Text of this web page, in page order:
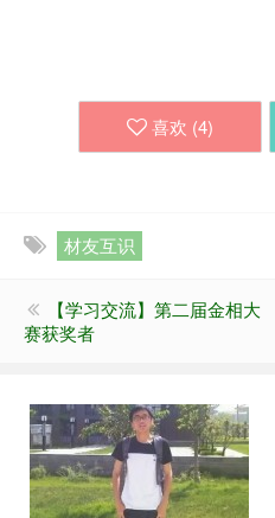
喜欢 (4)
材友互识
【学习交流】第二届金相大
赛获奖者